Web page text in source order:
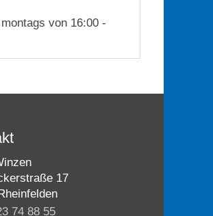
von 16:00 -
17
74 88 55